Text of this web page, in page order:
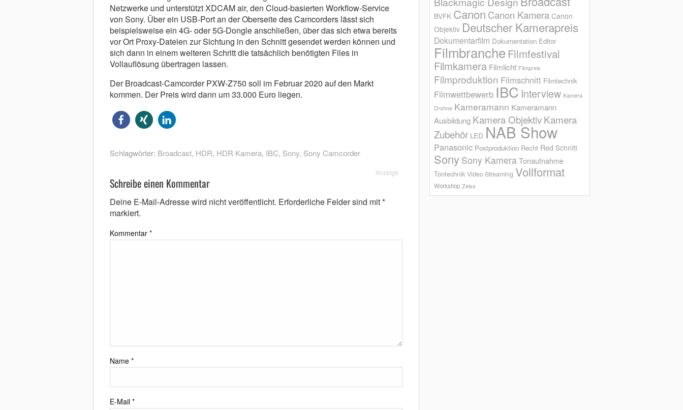
Netzwerke und unterstützt XDCAM air, den Cloud-basierten Workflow-Service
von Sony. Über ein USB-Port an der Oberseite des Camcorders lässt sich
beispielsweise ein 4G- oder 5G-Dongle anschließen, über das sich etwa bereits
vor Ort Proxy-Dateien zur Sichtung in den Schnitt gesendet werden können und
sich dann in einem weiteren Schritt die tatsächlich benötigten Files in
Vollauflösung übertragen lassen.
Der Broadcast-Camcorder PXW-Z750 soll im Februar 2020 auf den Markt
kommen. Der Preis wird dann um 33.000 Euro liegen.
Schlagwörter: Broadcast, HDR, HDR Kamera, IBC, Sony, Sony Camcorder
Anzeige
Schreibe einen Kommentar
Deine E-Mail-Adresse wird nicht veröffentlicht. Erforderliche Felder sind mit*
markiert.
Kommentar *
Name *
E-Mail *
BVFK Canon Canon Kamera Canon
Objektiv Deutscher Kamerapreis
Dokumentarfilm Dokumentation Editor
Filmbranche Filmfestival
Filmkamera Filmlicht Filmpreis
Filmproduktion Filmschnitt Filmtechnik
Filmwettbewerb IBC Interview Kamera
Drohne Kameramann Kameramann
Ausbildung Kamera ObjektivKamera
Zubehör LED NAB Show
Panasonic Postproduktion Recht Red Schnitt
Sony Sony KameraTonaufnahme
Tontechnik Video Streaming Vollformat
Workshop Zeiss